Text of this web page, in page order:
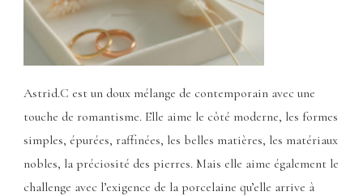
Astrid.C est un doux mélange de contemporain avec une
touche de romantisme. Elle aime le côté moderne, les formes
simples, épurées, raffinées, les belles matières, les matériaux
nobles, la préciosité des pierres. Mais elle aime également le
challenge avec l’exigence de la porcelaine qu’elle arrive à